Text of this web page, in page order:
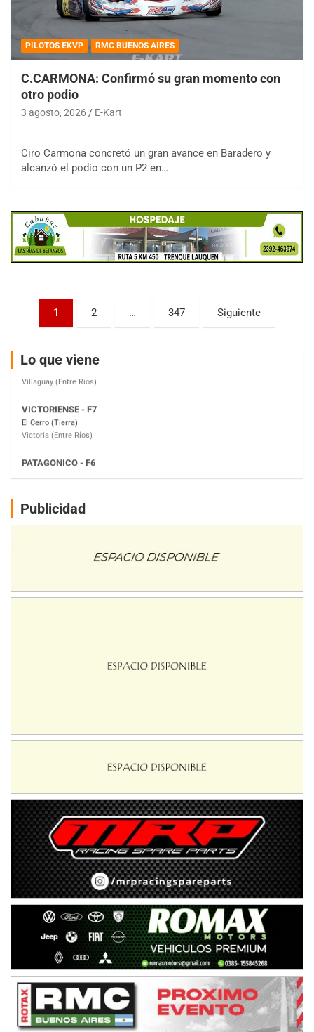
PILOTOS EKVP RMC BUENOS AIRES
C.CARMONA: Confirmó su gran momento con
otro podio
3 agosto, 2026 E-Kart
Ciro Carmona concretó un gran avance en Baradero y
alcanzó el podio con un P2 en…
Paginación
entradas
1 2 … 347 Siguiente
Lo que viene
08/09-AGO
KDO - F6
Ciudad de Trenque Lauquen (Asfalto)
Trenque Lauquen (Buenos Aires)
Villaguay (Entre Ríos)
El Cerro (Tierra)
Victoria (Entre Ríos)
Moto Club Reginense (Tierra)
Gral. E. Godoy (Río Negro)
Juventud Unida (Tierra)
Humboldt (Santa Fe)
NORESTE SANTAFESINO - F6
SUR SANTAFESINO - F4
COBERTURA ESPECIAL DE E-KART.COM.AR
Ciudad de Trenque Lauquen (Asfalto)
ENTRERRIANO - F6 (POSTERGADA)
Parque de la Velocidad (Asfalto)
Villaguay (Entre Ríos)
VICTORIENSE - F7
El Cerro (Tierra)
Victoria (Entre Ríos)
PATAGONICO - F6
Moto Club Reginense (Tierra)
Gral. E. Godoy (Río Negro)
CSK - F7
Juventud Unida (Tierra)
Humboldt (Santa Fe)
NORESTE SANTAFESINO - F6
Publicidad